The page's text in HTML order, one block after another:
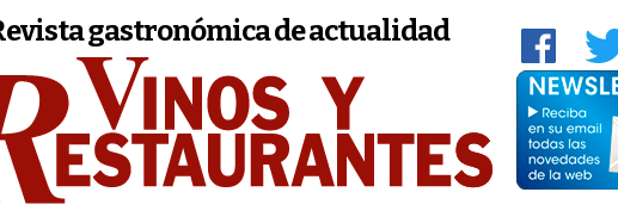
gastronómica de actualidad